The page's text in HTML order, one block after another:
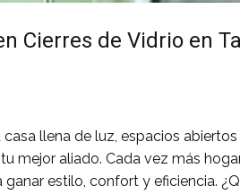
Cierres de Vidrio en
llena de luz, espacios
mejor aliado. Cada vez más
estilo, confort y eficiencia.